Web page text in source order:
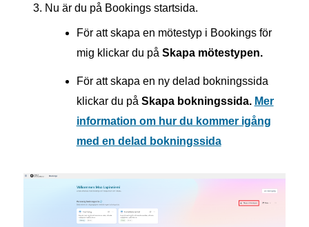
Nu är du på Bookings startsida.
För att skapa en mötestyp i Bookings för
mig klickar du på Skapa mötestypen.
För att skapa en ny delad bokningssida
klickar du på Skapa bokningssida. Mer
information om hur du kommer igång
med en delad bokningssida